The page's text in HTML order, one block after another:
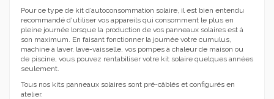
Pour ce type de kit d’autoconsommation solaire, il est bien entendu
recommandé d'utiliser vos appareils qui consomment le plus en
pleine journée lorsque la production de vos panneaux solaires est à
son maximum. En faisant fonctionner la journée votre cumulus,
machine à laver, lave-vaisselle, vos pompes à chaleur de maison ou
de piscine, vous pouvez rentabiliser votre kit solaire quelques années
seulement.
Tous nos kits panneaux solaires sont pré-câblés et configurés en
atelier.